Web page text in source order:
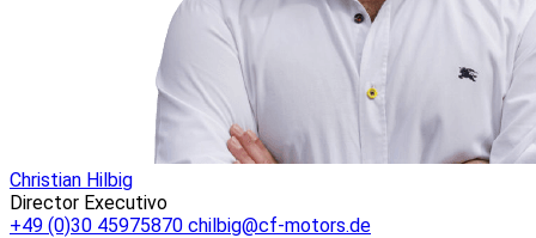
Christian Hilbig
Director Executivo
+49 (0)30 45975870 chilbig@cf-motors.de